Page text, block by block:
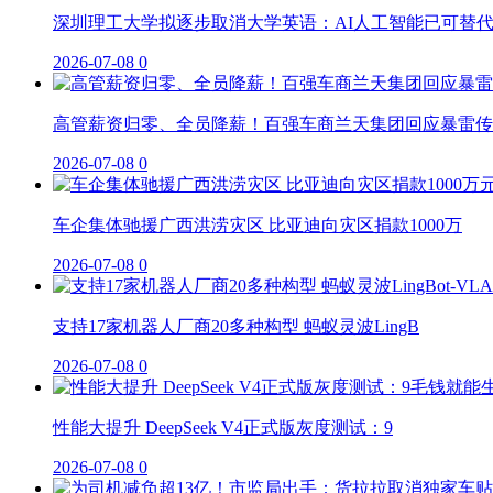
深圳理工大学拟逐步取消大学英语：AI人工智能已可替代
2026-07-08 0
高管薪资归零、全员降薪！百强车商兰天集团回应暴雷
2026-07-08 0
车企集体驰援广西洪涝灾区 比亚迪向灾区捐款1000万
2026-07-08 0
支持17家机器人厂商20多种构型 蚂蚁灵波LingB
2026-07-08 0
性能大提升 DeepSeek V4正式版灰度测试：9
2026-07-08 0